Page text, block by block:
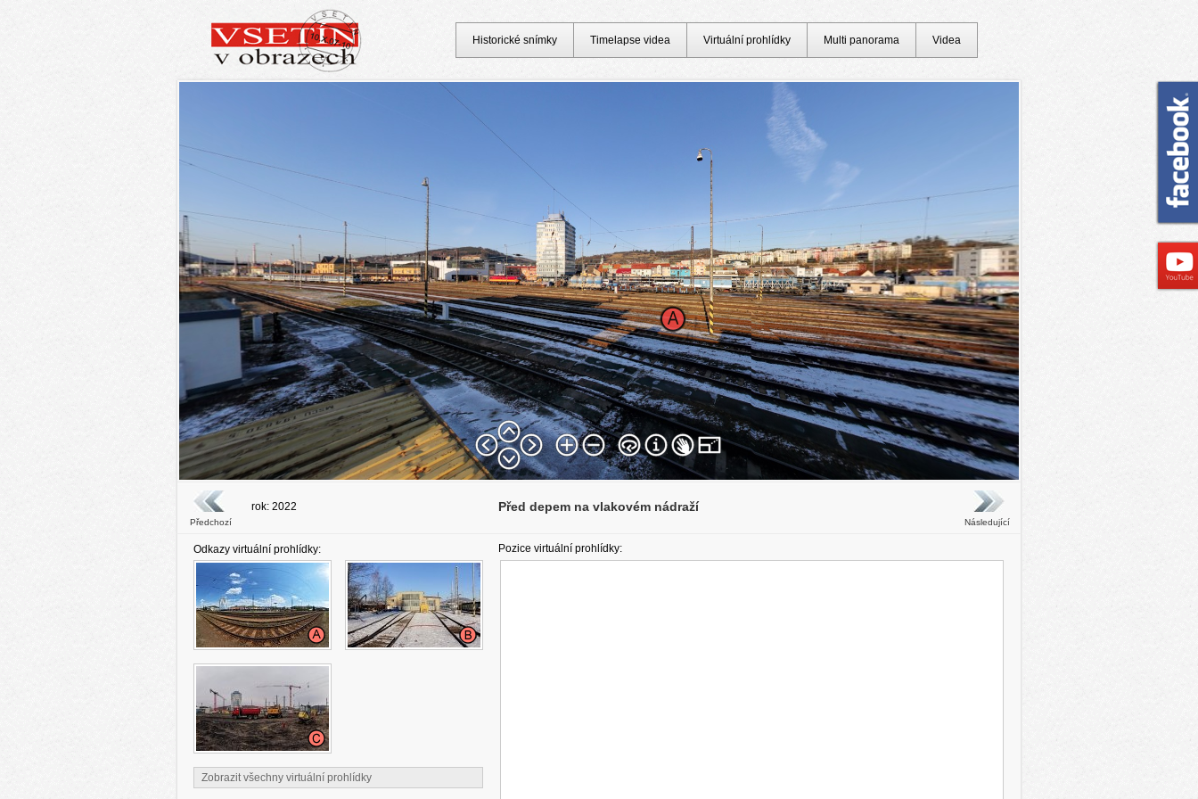
Předchozí
rok: 2022 Před depem na vlakovém nádraží
Následující
Odkazy virtuální prohlídky: Pozice virtuální prohlídky:
Zobrazit všechny virtuální prohlídky
Historické snímky Timelapse videa Virtuální prohlídky Multi panorama Videa